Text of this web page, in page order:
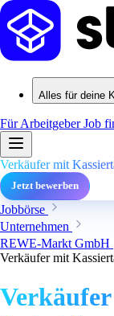
Alles für deine
Für ArbeitgeberJob
Verkäufer mit
Jetzt bewerben
Jobbörse
Unternehmen
REWE-Markt GmbH
Verkäufer mit